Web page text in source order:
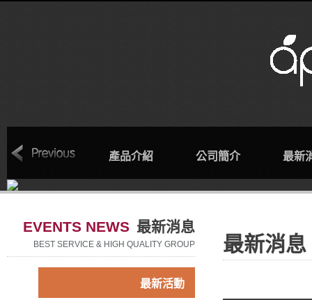
回首頁 產品介紹 公司簡介 最新
EVENTS NEWS 最新消息
BEST SERVICE & HIGH QUALITY GROUP
最新活動
最新消息